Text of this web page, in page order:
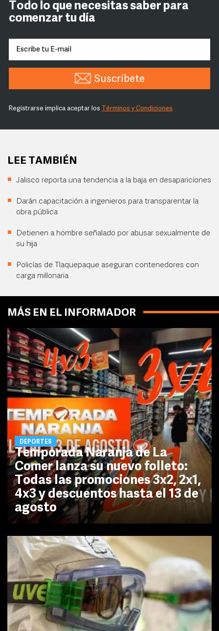
Todo lo que necesitas saber para
comenzar tu día
Suscríbete
Registrarse implica aceptar los Términos y Condiciones
LEE TAMBIÉN
Jalisco reporta una tendencia a la baja en desapariciones
Darán capacitación a ingenieros para transparentar la
obra pública
Detienen a hombre señalado por abusar sexualmente de
su hija
Policías de Tlaquepaque aseguran contenedores con
carga millonaria
MÁS EN EL INFORMADOR
DEPORTES
Temporada Naranja de La
Comer lanza su nuevo folleto:
Todas las promociones 3x2, 2x1,
4x3 y descuentos hasta el 13 de
agosto